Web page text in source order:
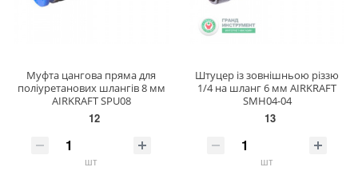
Муфта цангова пряма для
поліуретанових шлангів 8 мм
AIRKRAFT SPU08
12
шт
Штуцер із зовнішньою різзю
1/4 на шланг 6 мм AIRKRAFT
SMH04-04
13
шт